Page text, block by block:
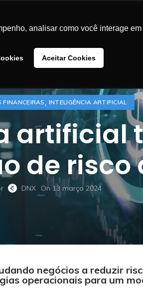
analisar como você interage
Aceitar Cookies
FINANCEIRAS, INTELIGÊNCIA ARTIFICIAL
artificial
de risco
DNX On 13 março 2024
negócios a reduzir
operacionais para um